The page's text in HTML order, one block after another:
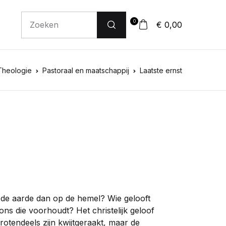
0 € 0,00
Pastoraal en maatschappij Laatste ernst
aarde dan op de hemel? Wie gelooft
die voorhoudt? Het christelijk geloof
zijn kwijtgeraakt, maar de